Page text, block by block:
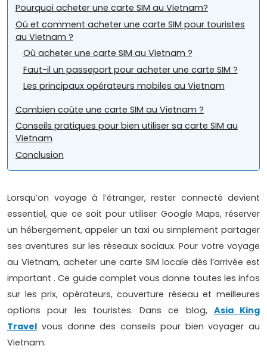
Pourquoi acheter une carte SIM au Vietnam?
Où et comment acheter une carte SIM pour touristes
au Vietnam ?
Où acheter une carte SIM au Vietnam ?
Faut-il un passeport pour acheter une carte SIM ?
Les principaux opérateurs mobiles au Vietnam
Combien coûte une carte SIM au Vietnam ?
Conseils pratiques pour bien utiliser sa carte SIM au
Vietnam
Conclusion
Lorsqu’on voyage à l’étranger, rester connecté devient
essentiel, que ce soit pour utiliser Google Maps, réserver
un hébergement, appeler un taxi ou simplement partager
ses aventures sur les réseaux sociaux. Pour votre voyage
au Vietnam, acheter une carte SIM locale dès l’arrivée est
important . Ce guide complet vous donne toutes les infos
sur les prix, opérateurs, couverture réseau et meilleures
options pour les touristes. Dans ce blog, Asia King
Travel vous donne des conseils pour bien voyager au
Vietnam.